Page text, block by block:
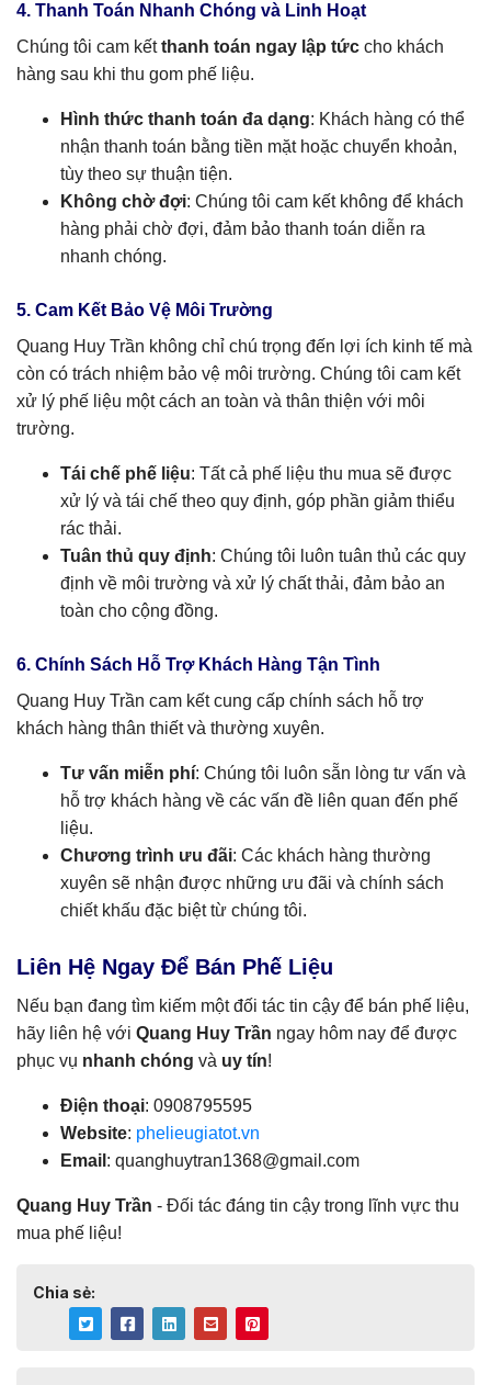
4. Thanh Toán Nhanh Chóng và Linh Hoạt
Chúng tôi cam kếtthanh toán ngay lập tức cho khách
hàng sau khi thu gom phế liệu.
Hình thức thanh toán đa dạng: Khách hàng có thể
nhận thanh toán bằng tiền mặt hoặc chuyển khoản,
tùy theo sự thuận tiện.
Không chờ đợi: Chúng tôi cam kết không để khách
hàng phải chờ đợi, đảm bảo thanh toán diễn ra
nhanh chóng.
5. Cam Kết Bảo Vệ Môi Trường
Quang Huy Trần không chỉ chú trọng đến lợi ích kinh tế mà
còn có trách nhiệm bảo vệ môi trường. Chúng tôi cam kết
xử lý phế liệu một cách an toàn và thân thiện với môi
trường.
Tái chế phế liệu: Tất cả phế liệu thu mua sẽ được
xử lý và tái chế theo quy định, góp phần giảm thiểu
rác thải.
Tuân thủ quy định: Chúng tôi luôn tuân thủ các quy
định về môi trường và xử lý chất thải, đảm bảo an
toàn cho cộng đồng.
6. Chính Sách Hỗ Trợ Khách Hàng Tận Tình
Quang Huy Trần cam kết cung cấp chính sách hỗ trợ
khách hàng thân thiết và thường xuyên.
Tư vấn miễn phí: Chúng tôi luôn sẵn lòng tư vấn và
hỗ trợ khách hàng về các vấn đề liên quan đến phế
liệu.
Chương trình ưu đãi: Các khách hàng thường
xuyên sẽ nhận được những ưu đãi và chính sách
chiết khấu đặc biệt từ chúng tôi.
Liên Hệ Ngay Để Bán Phế Liệu
Nếu bạn đang tìm kiếm một đối tác tin cậy để bán phế liệu,
hãy liên hệ với Quang Huy Trần ngay hôm nay để được
phục vụ nhanh chóng và uy tín!
Điện thoại: 0908795595
Website: phelieugiatot.vn
Email : quanghuytran1368@gmail.com
Quang Huy Trần - Đối tác đáng tin cậy trong lĩnh vực thu
mua phế liệu!
Chia sẻ: